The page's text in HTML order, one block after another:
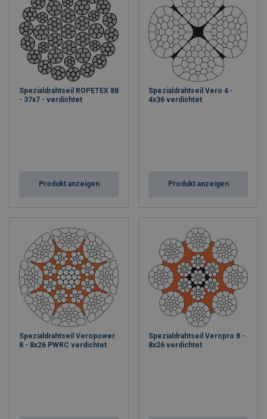
Spezialdrahtseil ROPETEX 88
- 37x7 - verdichtet
Produkt anzeigen
Spezialdrahtseil Vero 4 -
4x36 verdichtet
Produkt anzeigen
Spezialdrahtseil Veropower
8 - 8x26 PWRC verdichtet
Spezialdrahtseil Veropro 8 -
8x26 verdichtet